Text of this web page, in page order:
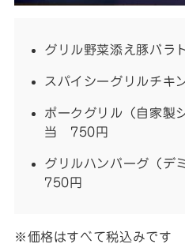
グリル野菜添え豚バ
スパイシーグリルチ
ポークグリル（自家製
当 750円
グリルハンバーグ（デ
750円
※価格はすべて税込みです